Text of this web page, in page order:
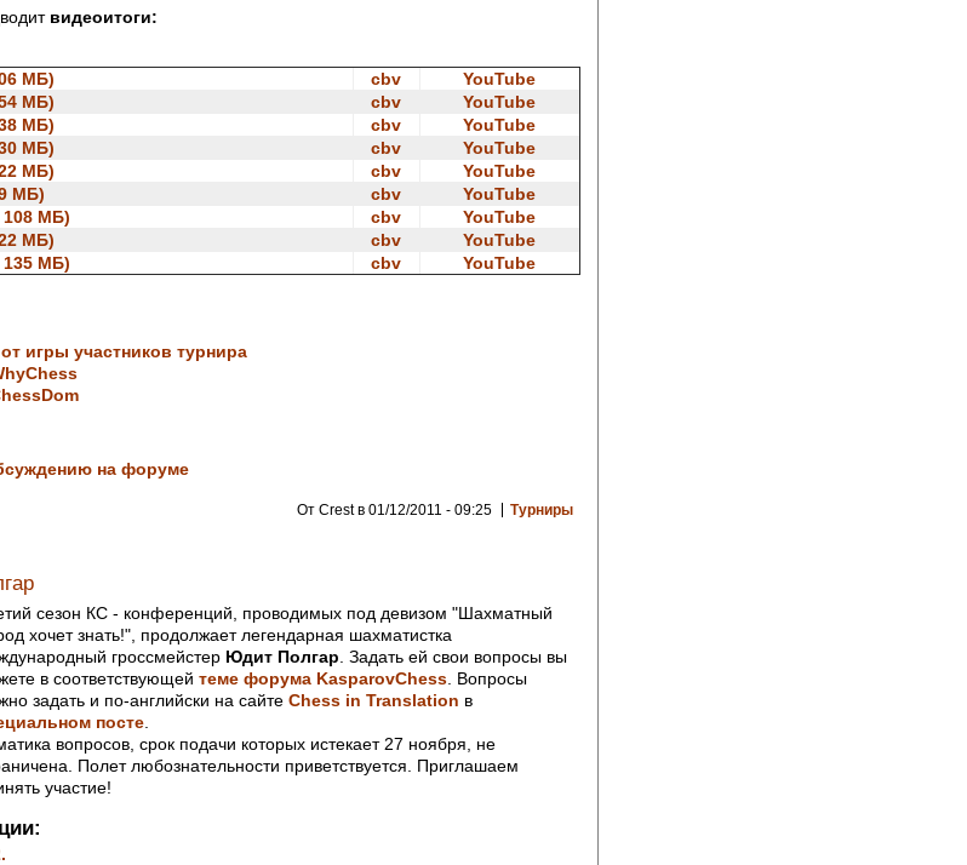
видеоитоги:
МБ) cbv
YouTube
МБ) cbv
YouTube
МБ) cbv
YouTube
МБ) cbv
YouTube
МБ) cbv
YouTube
МБ) cbv
YouTube
108 МБ) cbv
YouTube
МБ) cbv
YouTube
135 МБ) cbv
YouTube
игры участников турнира
на форуме
От Crest в 01/12/2011 - 09:25 Турниры
сезон КС - конференций, проводимых под девизом "Шахматный
хочет знать!", продолжает легендарная шахматистка
гроссмейстер Юдит Полгар. Задать ей свои вопросы вы
в соответствующей теме форума KasparovChess. Вопросы
задать и по-английски на сайте Chess in Translation в
посте.
вопросов, срок подачи которых истекает 27 ноября, не
Полет любознательности приветствуется. Приглашаем
участие!